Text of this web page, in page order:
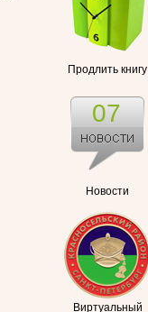
Продлить книгу
Новости
07
Виртуальный